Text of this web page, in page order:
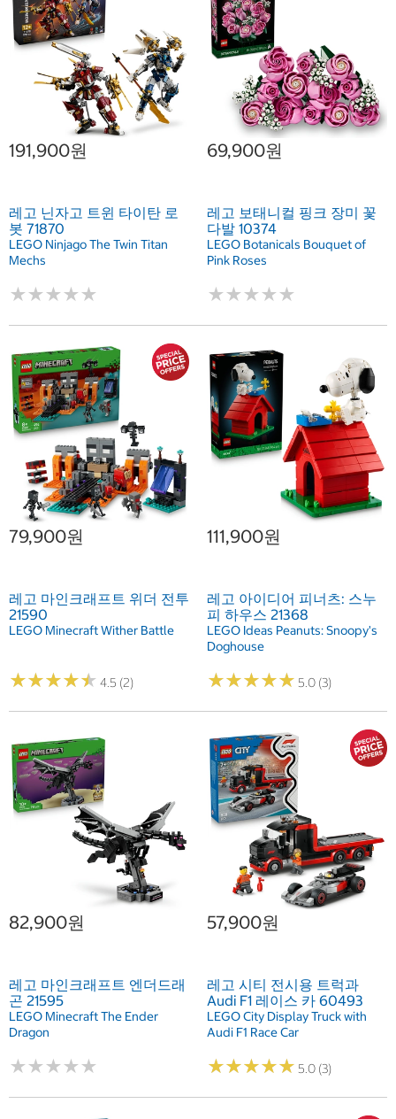
191,900원
레고 닌자고 트윈 타이탄 로
봇 71870
LEGO Ninjago The Twin Titan
Mechs
★★★★★
★★★★★
69,900원
레고 보태니컬 핑크 장미 꽃
다발 10374
LEGO Botanicals Bouquet of
Pink Roses
★★★★★
★★★★★
79,900원
레고 마인크래프트 위더 전투
21590
LEGO Minecraft Wither Battle
★★★★★
★★★★★ 4.5 (2)
111,900원
레고 아이디어 피너츠: 스누
피 하우스 21368
LEGO Ideas Peanuts: Snoopy's
Doghouse
★★★★★
★★★★★ 5.0 (3)
82,900원
레고 마인크래프트 엔더드래
곤 21595
LEGO Minecraft The Ender
Dragon
★★★★★
★★★★★
57,900원
레고 시티 전시용 트럭과
Audi F1 레이스 카 60493
LEGO City Display Truck with
Audi F1 Race Car
★★★★★
★★★★★ 5.0 (3)